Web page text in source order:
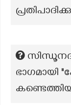
ഭാഗമായി